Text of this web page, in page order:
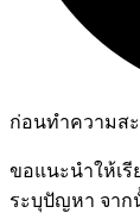
ก่อนทำความส
ขอแนะนำให้เรี
ระบุปัญหา จาก